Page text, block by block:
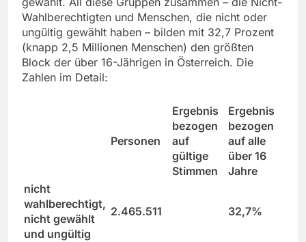
Wahlberechtigten und Menschen, die nicht oder
ungültig gewählt haben – bilden mit 32,7 Prozent
(knapp 2,5 Millionen Menschen) den größten
Block der über 16-Jährigen in Österreich. Die
Zahlen im Detail:
Personen
Ergebnis
bezogen
auf
gültige
Stimmen
Ergebnis
bezogen
auf alle
über 16
Jahre
nicht
wahlberechtigt,
nicht gewählt
und ungültig
2.465.511 32,7%